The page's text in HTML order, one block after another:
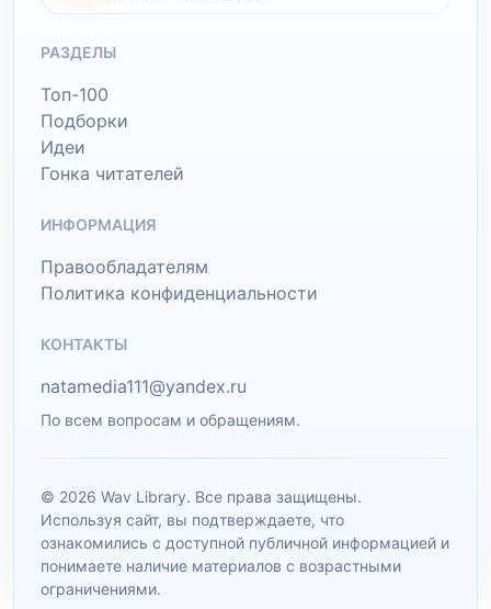
РАЗДЕЛЫ
Топ-100
Подборки
Идеи
Гонка читателей
ИНФОРМАЦИЯ
Правообладателям
Политика конфиденциальности
КОНТАКТЫ
natamedia111@yandex.ru
По всем вопросам и обращениям.
© 2026 Wav Library. Все права защищены.
Используя сайт, вы подтверждаете, что
ознакомились с доступной публичной информацией и
понимаете наличие материалов с возрастными
ограничениями.